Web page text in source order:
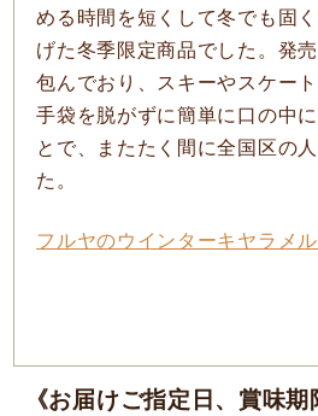
める時間を短くして冬でも固
げた冬季限定商品でした。発
包んでおり、スキーやスケー
手袋を脱がずに簡単に口の中
とで、またたく間に全国区の
た。
フルヤのウインターキヤラメ
《お届けご指定日、賞味